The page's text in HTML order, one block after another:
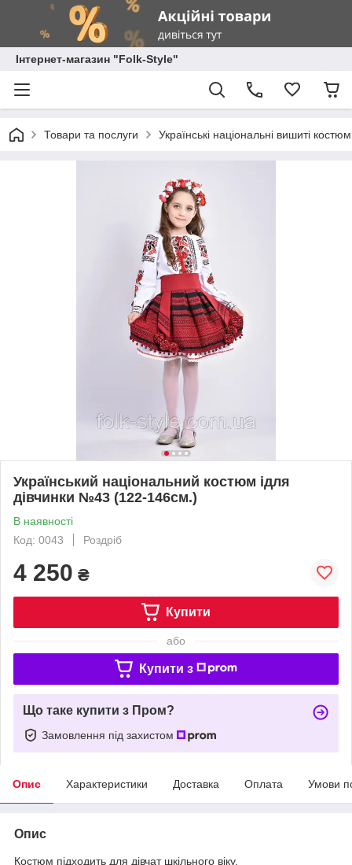
Інтернет-магазин "Folk-Style"
Товари та послуги Українські національні вишиті
Український національний костюм ідля
дівчинки №43 (122-146см.)
В наявності
Код: 0043
Роздріб
4 250 ₴
Купити
або
Купити з
Що таке купити з Пром?
Замовлення під захистом
Опис Характеристики Доставка Оплата Умови
Опис
Костюм підходить для дівчат шкільного віку.